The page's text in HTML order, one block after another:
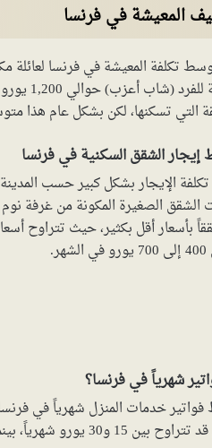
المعيشة في فرنسا
التي تسكنها، لكن بشكل عام هذا
الشقق السكنية في فرنسا
الإيجار بشكل كبير حسب
شهرياً في فرنسا؟
بينما تكلفة الإنترنت المنزل قد تصل إلى حوالي 30 يورو.